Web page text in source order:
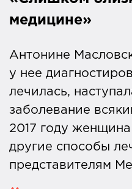
медицине»
Антонине
у нее
лечилась,
заболевание
2017 году
другие способы
представителям